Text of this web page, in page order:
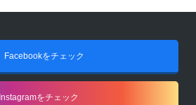
Facebookをチェック
Instagramをチェック